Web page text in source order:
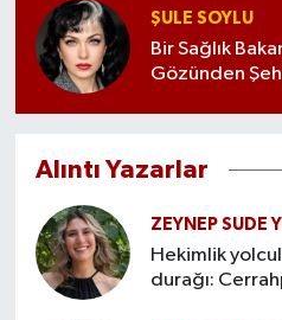
ŞULE SOYLU
Bir Sağlık
Gözünden
Alıntı Yazarlar
ZEYNEP SUDE
Hekimlik
durağı: